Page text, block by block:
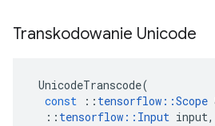
Transkodowanie Unicode
UnicodeTranscode(
const
:: tensorflow ::Scope
:: tensorflow :: Input input,